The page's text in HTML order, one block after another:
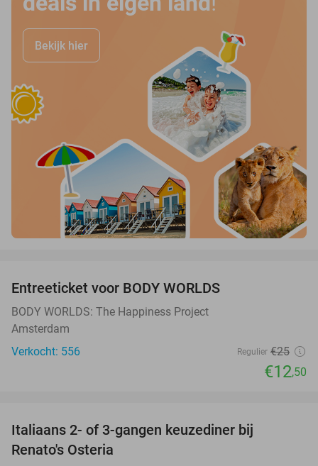
Bekijk hier
Entreeticket voor BODY WORLDS
BODY WORLDS: The Happiness Project
Amsterdam
Verkocht: 556
Regulier €25
€12,50
Italiaans 2- of 3-gangen keuzediner bij
Renato's Osteria